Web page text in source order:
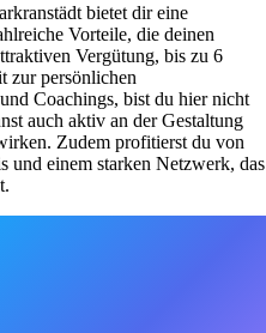
bietet dir eine
Vorteile, die deinen
Vergütung, bis zu 6
zur persönlichen
Coachings, bist du hier nicht
auch aktiv an der Gestaltung
Zudem profitierst du von
und einem starken Netzwerk, das